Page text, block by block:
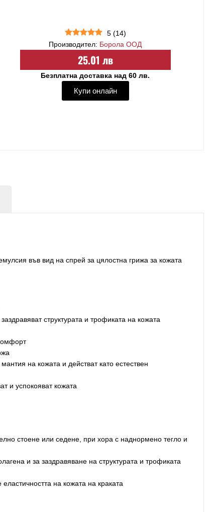
5 (14)
Производител: Борола ООД
25.01 лв
Безплатна доставка над 60 лв.
Купи онлайн
във вид на спрей за цялостна грижа за кожата
структурата и трофиката на кожата
на кожата и действат като естествен
и успокояват кожата
стоене или седене, при хора с наднормено тегло и
и за заздравяване на структурата и трофиката
на кожата на краката